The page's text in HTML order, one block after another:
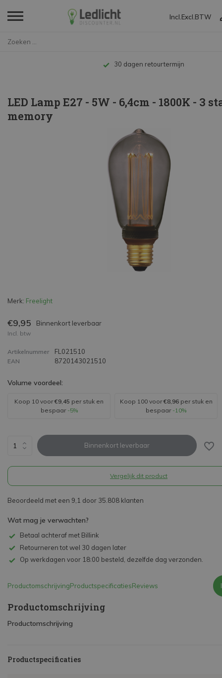
Incl. Excl. BTW
Tot 10 jaar garantie
LED Lamp E27 - 5W - 6,4cm - 1800K - 3
memory
Merk: Freelight
€9,95 Binnenkort leverbaar
Incl. btw
Artikelnummer FL021510
EAN 8720143021510
Volume voordeel:
Koop 10 voor€9,45 per stuk en
bespaar -5%
Koop 100 voor€8,96per stuk en
bespaar -10%
Binnenkort leverbaar
Vergelijk dit product
Beoordeeld met een 9,1 door 35.808 klanten
Wat mag je verwachten?
Betaal achteraf met Billink
Retourneren tot wel 30 dagen later
Op werkdagen voor 18:00 besteld, dezelfde dag verzonden.
ProductomschrijvingProductspecificatiesReviews
Productomschrijving
Productomschrijving
Productspecificaties